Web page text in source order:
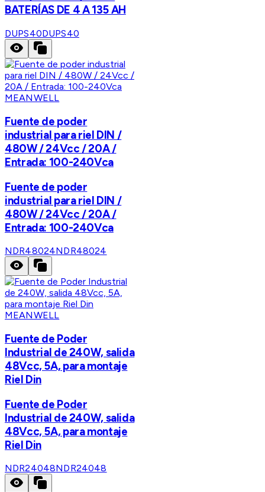
BATERÍAS DE 4 A 135 AH
DUPS40DUPS40
MEANWELL
Fuente de poder
industrial para riel DIN /
480W / 24Vcc / 20A /
Entrada: 100-240Vca
Fuente de poder
industrial para riel DIN /
480W / 24Vcc / 20A /
Entrada: 100-240Vca
NDR48024NDR48024
MEANWELL
Fuente de Poder
Industrial de 240W, salida
48Vcc, 5A, para montaje
Riel Din
Fuente de Poder
Industrial de 240W, salida
48Vcc, 5A, para montaje
Riel Din
NDR24048NDR24048